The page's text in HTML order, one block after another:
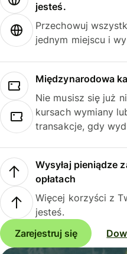
jesteś.
Przechowuj
jednym miejscu i
Międzynarodowa
Nie musisz się już
kursach wymiany
transakcje, gdy
Wysyłaj pieniądze
opłatach
Więcej korzyści z
jesteś.
Zarejestruj się